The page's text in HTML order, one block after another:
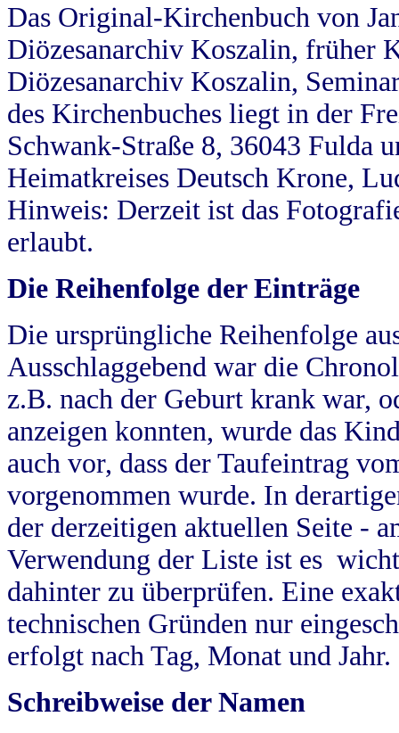
Das Original-Kirchenbuch von
Diözesanarchiv Koszalin, früher
Diözesanarchiv Koszalin,
des Kirchenbuches liegt in der
Schwank-Straße 8, 36043 Fulda
Heimatkreises Deutsch Krone,
Hinweis: Derzeit ist das
erlaubt.
Die Reihenfolge der Einträge
Die ursprüngliche Reihenfolge
Ausschlaggebend war die
z.B. nach der Geburt krank war,
anzeigen konnten, wurde das
auch vor, dass der Taufeintrag
vorgenommen wurde. In
der derzeitigen aktuellen Seite -
Verwendung der Liste ist es
dahinter zu überprüfen. Eine
technischen Gründen nur
erfolgt nach Tag, Monat und Jahr.
Schreibweise der Namen